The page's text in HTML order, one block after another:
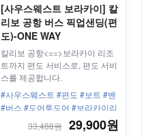
[사우스웨스트 보라카이] 칼
리보 공항 버스 픽업샌딩(편
도)-ONE WAY
칼리보 공항<==>보라카이 리조
트까지 편도 서비스로, 편도 서비
스를 제공합니다.
#사우스웨스트 #편도 #보트 #밴
#버스 #도어투도어 #보라카이리
조트 #깔리보공항 #칼리보
33,488원 29,900원